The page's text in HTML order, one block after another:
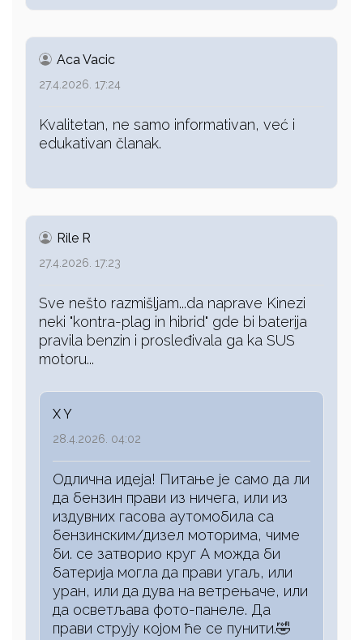
Aca Vacic
27.4.2026. 17:24
Kvalitetan, ne samo informativan, već i
edukativan članak.
Rile R
27.4.2026. 17:23
Sve nešto razmišljam...da naprave Kinezi
neki "kontra-plag in hibrid" gde bi baterija
pravila benzin i prosleđivala ga ka SUS
motoru...
X Y
28.4.2026. 04:02
Одлична идеја! Питање је само да ли
да бензин прави из ничега, или из
издувних гасова аутомобила са
бензинским/дизел моторима, чиме
би. се затворио круг А можда би
батерија могла да прави угаљ, или
уран, или да дува на ветрењаче, или
да осветљава фото-панеле. Да
прави струју којом ће се пунити.🤣